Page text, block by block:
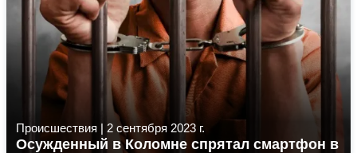
Происшествия | 2 сентября 2023 г.
Осужденный в Коломне спрятал смартфон в